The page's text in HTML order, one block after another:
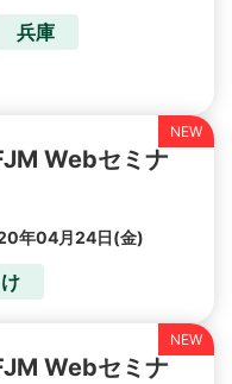
兵庫
Webセミナ
年04月24日(金)
Webセミナ